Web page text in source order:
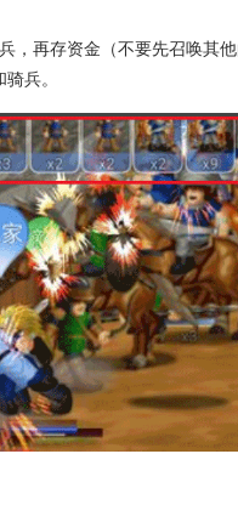
，再存资金（不要先召唤其
兵。